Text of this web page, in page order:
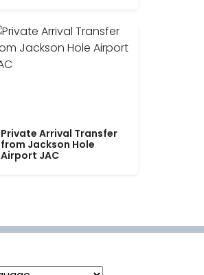
Private Arrival Transfer
from Jackson Hole
Airport JAC